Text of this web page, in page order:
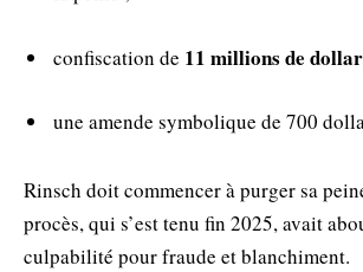
confiscation de 11 millions de
une amende symbolique de 700
Rinsch doit commencer à purger sa
procès, qui s’est tenu fin 2025, avait
culpabilité pour fraude et blanchiment.